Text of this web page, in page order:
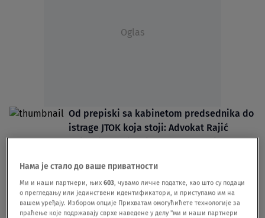
Oglas
Od prepiski sa kabinetom predsednika do
istrage JTOK koja stoji: Advokat Rajić
objašnjava ključni problem slučaja
HRONIKA31.07.
OTKRIVAMO Ko je sudija koji će suditi u
slučaju "nadstrešnica" u Višem sudu u
Novom Sadu
Нама је стало до ваше приватности
Ми и наши партнери, њих603, чувамо личне податке, као што су подаци
о прегледању или јединствени идентификатори, и приступамо им на
вашем уређају. Избором опције Прихватам омогућићете технологије за
праћење које подржавају сврхе наведене у делу "ми и наши партнери